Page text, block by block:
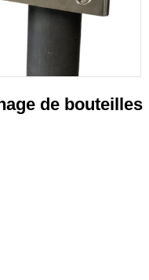
de bouteilles